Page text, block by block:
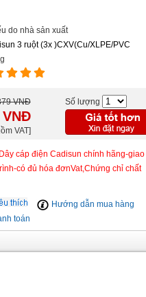
do nhà sản xuất
3 ruột (3x )CXV(Cu/XLPE/PVC
VNĐ
VNĐ
VAT]
Số lượng
cáp điện Cadisun chính hãng-giao
có đủ hóa đơnVat,Chứng chỉ chất
Hướng dẫn mua hàng
toán